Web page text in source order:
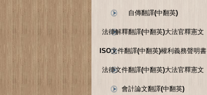
自傳翻譯(中翻英)
法律解釋翻譯(中翻英)大法官釋憲文
ISO文件翻譯(中翻英)權利義務聲明書
法律文件翻譯(中翻英)大法官釋憲文
會計論文翻譯(中翻英)